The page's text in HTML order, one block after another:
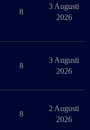
8
3 Augusti
2026
8
3 Augusti
2026
8
2 Augusti
2026